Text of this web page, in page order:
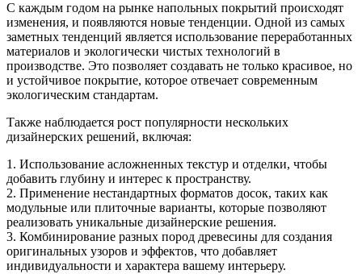
С каждым годом на рынке напольных покрытий происходят
изменения, и появляются новые тенденции. Одной из самых
заметных тенденций является использование переработанных
материалов и экологически чистых технологий в
производстве. Это позволяет создавать не только красивое, но
и устойчивое покрытие, которое отвечает современным
экологическим стандартам.
Также наблюдается рост популярности нескольких
дизайнерских решений, включая:
1. Использование aсложненных текстур и отделки, чтобы
добавить глубину и интерес к пространству.
2. Применение нестандартных форматов досок, таких как
модульные или плиточные варианты, которые позволяют
реализовать уникальные дизайнерские решения.
3. Комбинирование разных пород древесины для создания
оригинальных узоров и эффектов, что добавляет
индивидуальности и характера вашему интерьеру.